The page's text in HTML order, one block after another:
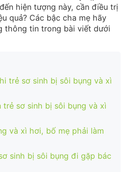
hiện tượng này, cần điều trị
quả? Các bậc cha mẹ hãy
thông tin trong bài viết dưới
trẻ sơ sinh bị sôi bụng và xì
trẻ sơ sinh bị sôi bụng và xì
và xì hơi, bố mẹ phải làm
sinh bị sôi bụng đi gặp bác